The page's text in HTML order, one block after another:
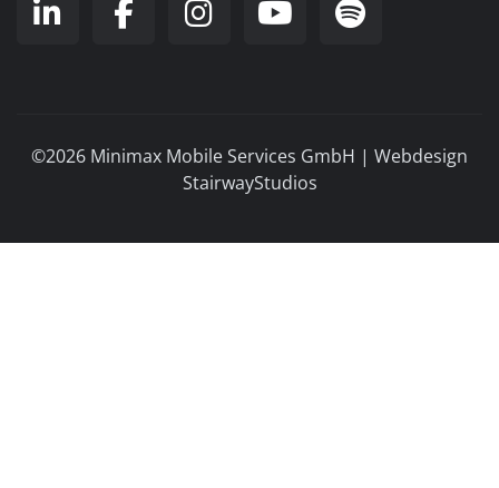
©2026 Minimax Mobile Services GmbH | Webdesign
StairwayStudios